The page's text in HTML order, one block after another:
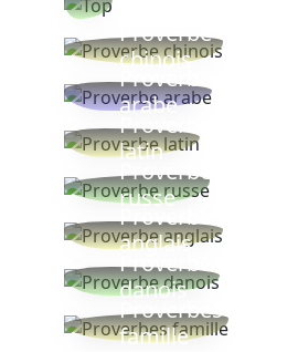
Proverbe
chinois
Proverbe
arabe
Proverbe
latin
Proverbe
russe
Proverbe
anglais
Proverbe
danois
Proverbes
famille